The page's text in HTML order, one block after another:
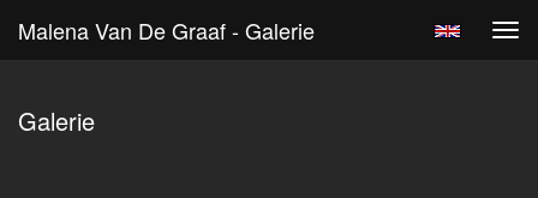
Malena Van De Graaf - Galerie
Galerie